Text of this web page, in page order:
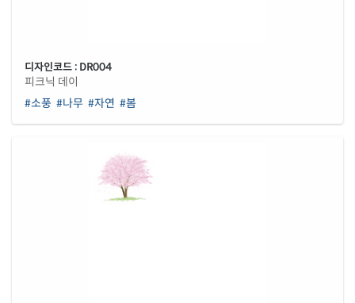
디자인코드 : DR004
피크닉 데이
#소풍 #나무 #자연 #봄